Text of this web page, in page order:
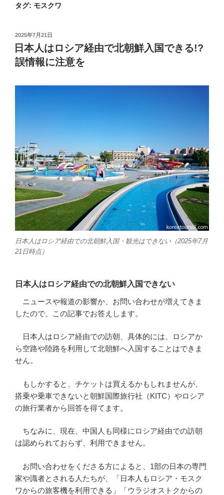
タグ: モスクワ
投
稿
日:
2025年7月21日
日本人はロシア経由で北朝鮮入国できる!?
誤情報に注意を
日本人はロシア経由での北朝鮮入国・観光はできない（2025年7月
21日時点）
日本人はロシア経由での北朝鮮入国できない
ニュースや報道の影響か、お問い合わせが増えてきま
したので、この記事でお答えします。
日本人はロシア経由での訪朝、具体的には、ロシアか
ら空路や陸路を利用して北朝鮮へ入国することはできま
せん。
もしかすると、チケットは買えるかもしれませんが、
搭乗や乗車できないと朝鮮国際旅行社（KITC）やロシア
の旅行業者から回答を得てます。
ちなみに、現在、中国人も同様にロシア経由での訪朝
は認められておらず、利用できません。
お問い合わせをくださる方によると、1部の日本の専門
家や識者とされる人たちが、「日本人もロシア・モスク
ワからの旅客機を利用できる」「ウラジオストクからの